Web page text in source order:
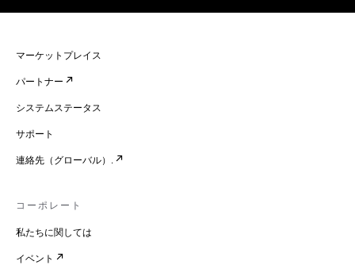
マーケットプレイス
パートナー
システムステータス
サポート
連絡先（グローバル）.
コーポレート
私たちに関しては
イベント